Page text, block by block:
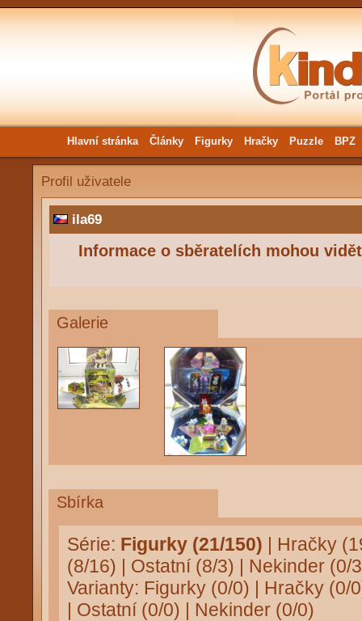
Hlavní stránka Články Figurky Hračky Puzzle BPZ
Profil uživatele
ila69
Informace o sběratelích mohou
Galerie
Sbírka
Série: Figurky (21/150) | Hračky
(8/16) | Ostatní (8/3) | Nekinder (0/
Varianty: Figurky (0/0) | Hračky (0/
| Ostatní (0/0) | Nekinder (0/0)